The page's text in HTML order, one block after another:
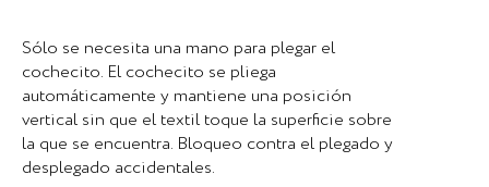
Mute
Sólo se necesita una mano para plegar el
cochecito. El cochecito se pliega
automáticamente y mantiene una posición
vertical sin que el textil toque la superficie sobre
la que se encuentra. Bloqueo contra el plegado y
desplegado accidentales.